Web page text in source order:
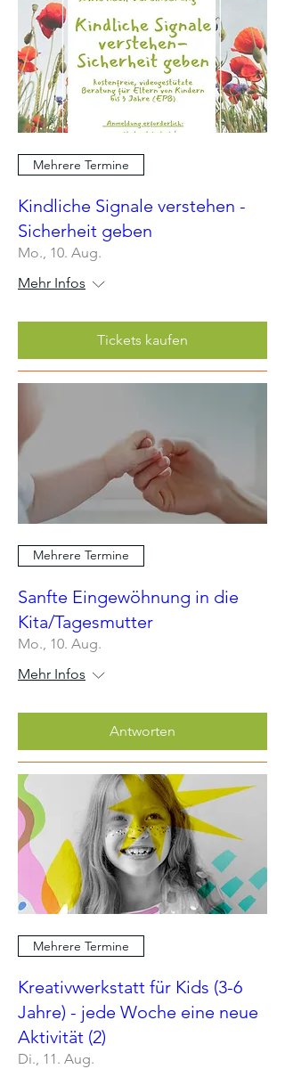
Mehrere Termine
Kindliche Signale verstehen -
Sicherheit geben
Mo., 10. Aug.
Mehr Infos
Tickets kaufen
Mehrere Termine
Sanfte Eingewöhnung in die
Kita/Tagesmutter
Mo., 10. Aug.
Mehr Infos
Antworten
Mehrere Termine
Kreativwerkstatt für Kids (3-6
Jahre) - jede Woche eine neue
Aktivität (2)
Di., 11. Aug.